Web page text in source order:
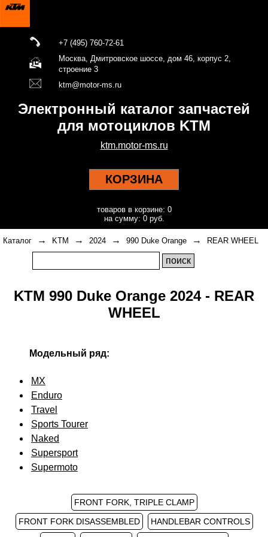
+7 (495) 760-72-61
Москва, Дмитровское шоссе, дом 46, корпус 2,
строение 3
ktm@motor-ms.ru
Электронный каталог запчастей
для мотоциклов KTM
ktm.motor-ms.ru
КОРЗИНА
товаров в корзине: 0
на сумму: 0 руб.
Каталог → KTM → 2024 → 990 Duke Orange → REAR WHEEL
KTM 990 Duke Orange 2024 - REAR
WHEEL
Модельный ряд:
MX
Enduro
Travel
Sports Tourer
Naked
Supersport
Supermoto
FRONT FORK, TRIPLE CLAMP
FRONT FORK DISASSEMBLED
HANDLEBAR CONTROLS